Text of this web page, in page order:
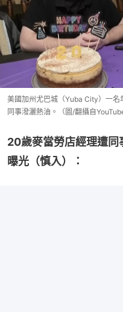
美國加州尤巴城（Yuba City）一
同事潑灑熱油。（圖/翻攝自
20歲麥當勞店經理遭同
曝光（慎入）：